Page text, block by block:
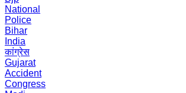
National
Police
Bihar
India
कांग्रेस
Gujarat
Accident
Congress